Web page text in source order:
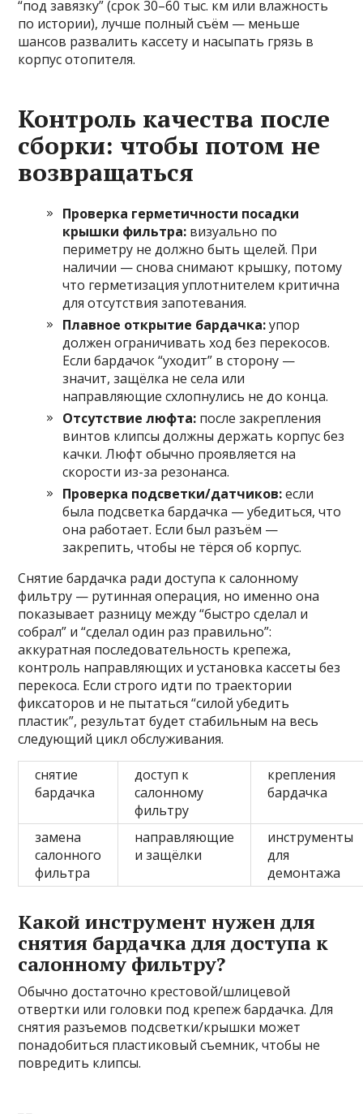
“под завязку” (срок 30–60 тыс. км или влажность
по истории), лучше полный съём — меньше
шансов развалить кассету и насыпать грязь в
корпус отопителя.
Контроль качества после
сборки: чтобы потом не
возвращаться
Проверка герметичности посадки
крышки фильтра: визуально по
периметру не должно быть щелей. При
наличии — снова снимают крышку, потому
что герметизация уплотнителем критична
для отсутствия запотевания.
Плавное открытие бардачка:упор
должен ограничивать ход без перекосов.
Если бардачок “уходит” в сторону —
значит, защёлка не села или
направляющие схлопнулись не до конца.
Отсутствие люфта: после закрепления
винтов клипсы должны держать корпус без
качки. Люфт обычно проявляется на
скорости из-за резонанса.
Проверка подсветки/датчиков:если
была подсветка бардачка — убедиться, что
она работает. Если был разъём —
закрепить, чтобы не тёрся об корпус.
Снятие бардачка ради доступа к салонному
фильтру — рутинная операция, но именно она
показывает разницу между “быстро сделал и
собрал” и “сделал один раз правильно”:
аккуратная последовательность крепежа,
контроль направляющих и установка кассеты без
перекоса. Если строго идти по траектории
фиксаторов и не пытаться “силой убедить
пластик”, результат будет стабильным на весь
следующий цикл обслуживания.
снятие
бардачка
доступ к
салонному
фильтру
крепления
бардачка
замена
салонного
фильтра
направляющие
и защёлки
инструменты
для
демонтажа
Какой инструмент нужен для
снятия бардачка для доступа к
салонному фильтру?
Обычно достаточно крестовой/шлицевой
отвертки или головки под крепеж бардачка. Для
снятия разъемов подсветки/крышки может
понадобиться пластиковый съемник, чтобы не
повредить клипсы.